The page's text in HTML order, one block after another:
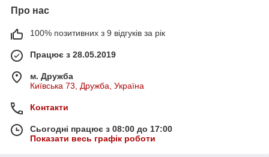
Про нас
100% позитивних з 9 відгуків за рік
Працює з 28.05.2019
м. Дружба
Київська 73, Дружба, Україна
Контакти
Сьогодні працює з 08:00 до 17:00
Показати весь графік роботи